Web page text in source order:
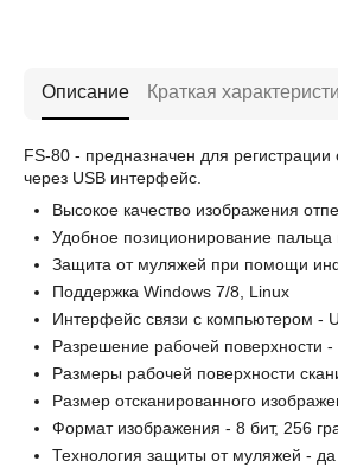
Описание Краткая
FS-80 - предназначен для
через USB интерфейс.
Высокое качество изображения
Удобное позиционирование пальца
Защита от муляжей при помощи
Поддержка Windows 7/8, Linux
Интерфейс связи с компьютером -
Разрешение рабочей поверхности
Размеры рабочей поверхности
Размер отсканированного
Формат изображения - 8 бит, 256
Технология защиты от муляжей - да